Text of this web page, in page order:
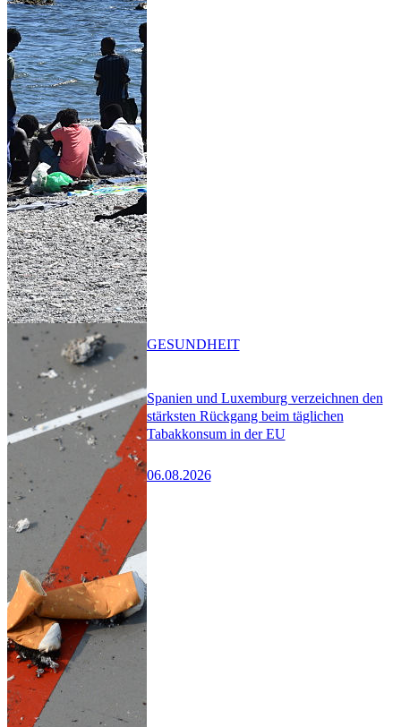
Spanien und Luxemburg verzeichnen den
stärksten Rückgang beim täglichen
Tabakkonsum in der EU
06.08.2026
GESUNDHEIT